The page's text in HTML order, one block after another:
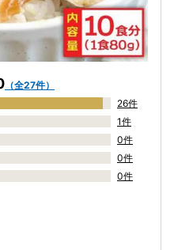
（全27件）
26件
1件
0件
0件
0件